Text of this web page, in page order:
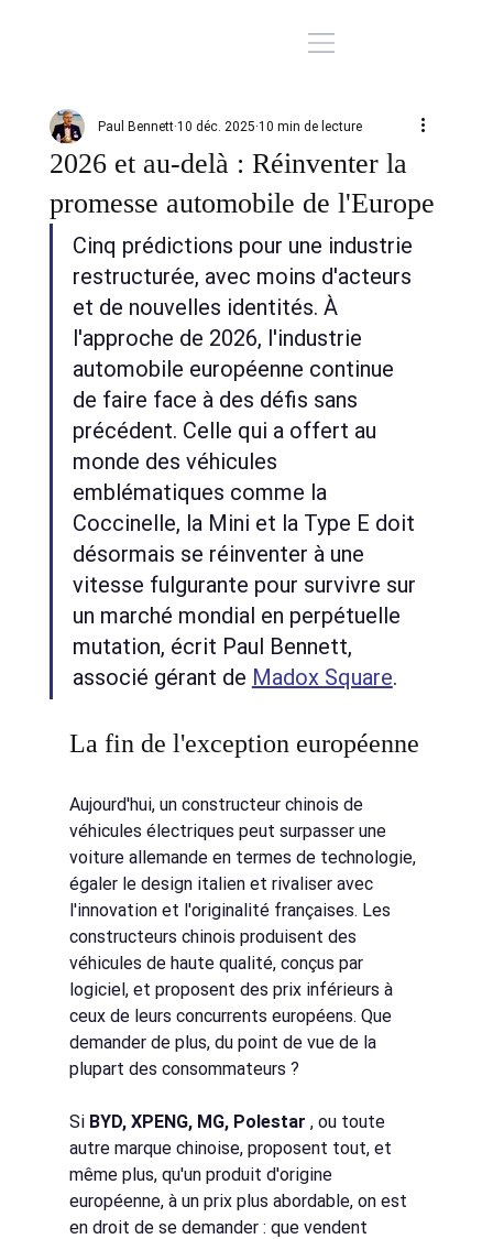
2026 et au-delà : Réinventer la
promesse automobile de l'Europe
Paul Bennett 10 déc. 2025 10 min de lecture
Cinq prédictions pour une industrie
restructurée, avec moins d'acteurs
et de nouvelles identités. À
l'approche de 2026, l'industrie
automobile européenne continue
de faire face à des défis sans
précédent. Celle qui a offert au
monde des véhicules
emblématiques comme la
Coccinelle, la Mini et la Type E doit
désormais se réinventer à une
vitesse fulgurante pour survivre sur
un marché mondial en perpétuelle
mutation, écrit Paul Bennett,
associé gérant de Madox Square.
La fin de l'exception européenne
Aujourd'hui, un constructeur chinois de
véhicules électriques peut surpasser une
voiture allemande en termes de technologie,
égaler le design italien et rivaliser avec
l'innovation et l'originalité françaises. Les
constructeurs chinois produisent des
véhicules de haute qualité, conçus par
logiciel, et proposent des prix inférieurs à
ceux de leurs concurrents européens. Que
demander de plus, du point de vue de la
plupart des consommateurs ?
Si BYD, XPENG, MG, Polestar , ou toute
autre marque chinoise, proposent tout, et
même plus, qu'un produit d'origine
européenne, à un prix plus abordable, on est
en droit de se demander : que vendent